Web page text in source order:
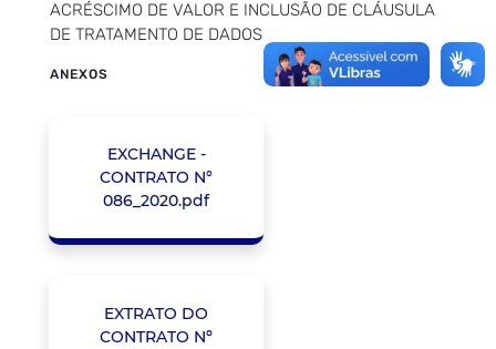
ACRÉSCIMO DE VALOR E INCLUSÃO DE CLÁUSULA
DE TRATAMENTO DE DADOS
ANEXOS
EXCHANGE -
CONTRATO N°
086_2020.pdf
EXTRATO DO
CONTRATO Nº